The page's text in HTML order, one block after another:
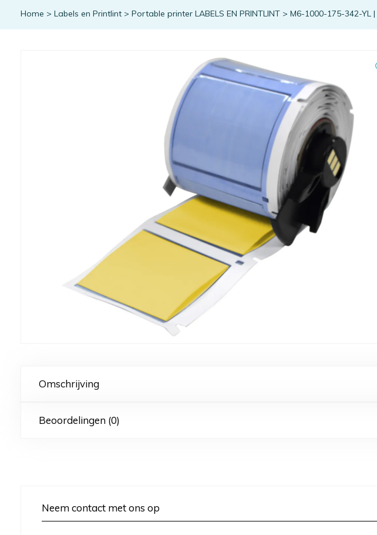
Home > Labels en Printlint > Portable printer LABELS EN PRINTLINT > M6-1000-175-342-YL
Omschrijving
Beoordelingen (0)
Neem contact met ons op